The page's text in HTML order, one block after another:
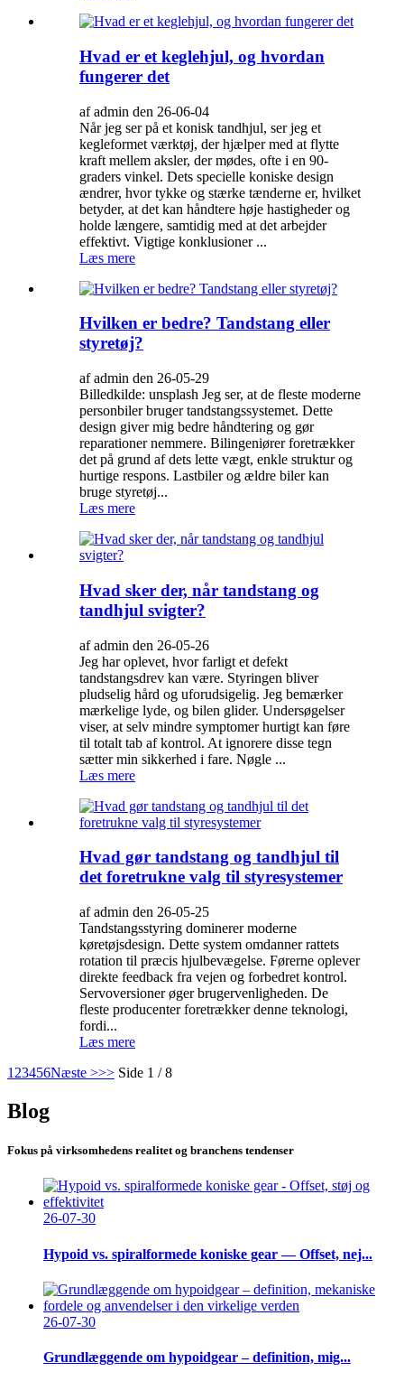
Hvad er et keglehjul, og hvordan
fungerer det
af admin den 26-06-04
Når jeg ser på et konisk tandhjul, ser jeg et
kegleformet værktøj, der hjælper med at flytte
kraft mellem aksler, der mødes, ofte i en 90-
graders vinkel. Dets specielle koniske design
ændrer, hvor tykke og stærke tænderne er, hvilket
betyder, at det kan håndtere høje hastigheder og
holde længere, samtidig med at det arbejder
effektivt. Vigtige konklusioner ...
Læs mere
Hvilken er bedre? Tandstang eller
styretøj?
af admin den 26-05-29
Billedkilde: unsplash Jeg ser, at de fleste moderne
personbiler bruger tandstangssystemet. Dette
design giver mig bedre håndtering og gør
reparationer nemmere. Bilingeniører foretrækker
det på grund af dets lette vægt, enkle struktur og
hurtige respons. Lastbiler og ældre biler kan
bruge styretøj...
Læs mere
Hvad sker der, når tandstang og
tandhjul svigter?
af admin den 26-05-26
Jeg har oplevet, hvor farligt et defekt
tandstangsdrev kan være. Styringen bliver
pludselig hård og uforudsigelig. Jeg bemærker
mærkelige lyde, og bilen glider. Undersøgelser
viser, at selv mindre symptomer hurtigt kan føre
til totalt tab af kontrol. At ignorere disse tegn
sætter min sikkerhed i fare. Nøgle ...
Læs mere
Hvad gør tandstang og tandhjul til
det foretrukne valg til styresystemer
af admin den 26-05-25
Tandstangsstyring dominerer moderne
køretøjsdesign. Dette system omdanner rattets
rotation til præcis hjulbevægelse. Førerne oplever
direkte feedback fra vejen og forbedret kontrol.
Servoversioner øger brugervenligheden. De
fleste producenter foretrækker denne teknologi,
fordi...
Læs mere
1 23456Næste >>> Side 1 / 8
Blog
Fokus på virksomhedens realitet og branchens tendenser
26-07-30
Hypoid vs. spiralformede koniske gear — Offset, nej...
26-07-30
Grundlæggende om hypoidgear – definition, mig...